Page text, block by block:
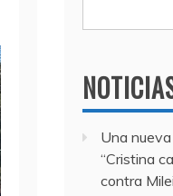
Una
“Cristina
contra